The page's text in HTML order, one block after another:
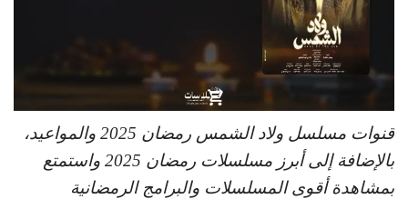
قنوات مسلسل ولاد الشمس رمضان 2025 والمواعيد،
بالإضافة إلى أبرز مسلسلات رمضان 2025 واستمتع
بمشاهدة أقوى المسلسلات والبرامج الرمضانية